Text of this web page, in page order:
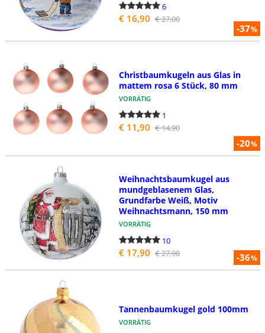
-37%
6
€ 16,90 € 27,00
-20%
Christbaumkugeln aus Glas in
mattem rosa 6 Stück, 80 mm
VORRÄTIG
1
€ 11,90 € 14,90
-36%
Weihnachtsbaumkugel aus
mundgeblasenem Glas,
Grundfarbe Weiß, Motiv
Weihnachtsmann, 150 mm
VORRÄTIG
10
€ 17,90 € 27,90
Tannenbaumkugel gold 100mm
VORRÄTIG